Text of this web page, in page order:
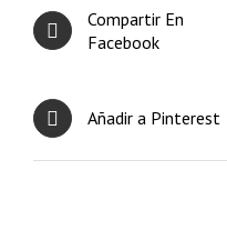
Compartir En
Facebook
Añadir a Pinterest